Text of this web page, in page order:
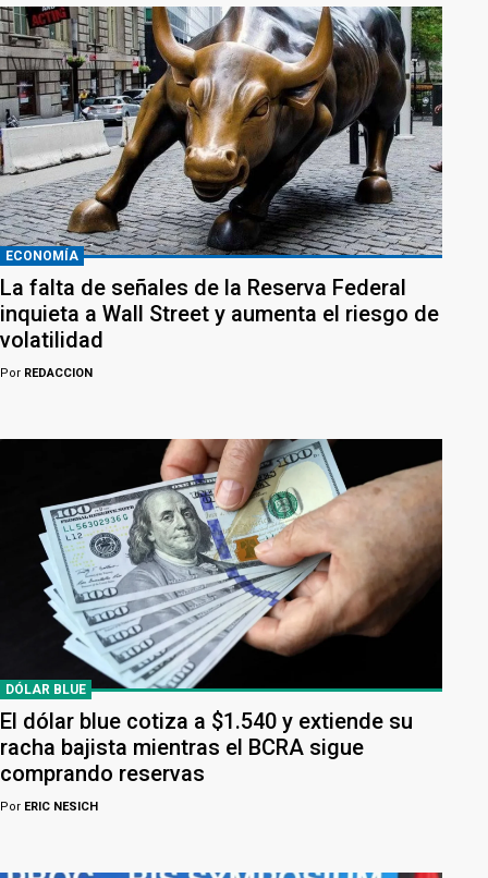
ECONOMÍA
La falta de señales de la Reserva Federal
inquieta a Wall Street y aumenta el riesgo de
volatilidad
Por REDACCION
DÓLAR BLUE
El dólar blue cotiza a $1.540 y extiende su
racha bajista mientras el BCRA sigue
comprando reservas
Por ERIC NESICH